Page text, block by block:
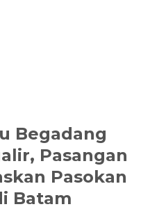
Begadang
Pasangan
Pasokan
Batam